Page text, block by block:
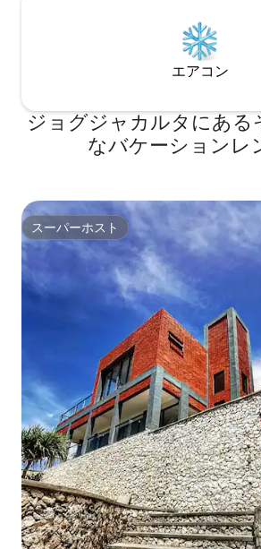
エアコン
ジョグジャカルタにある
なバケーションレ
スーパーホスト
スーパーホスト